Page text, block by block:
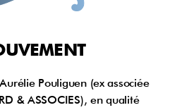
Pouliguen (ex associée
& ASSOCIES), en qualité